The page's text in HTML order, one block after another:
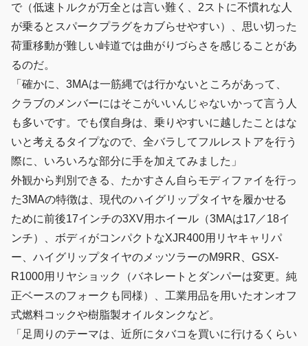
で（低速トルクが万全とは言い難く、2ストに不慣れな人
が乗るとスパークプラグをカブらせやすい）、思い切った
荷重移動が難しい峠道では曲がりづらさを感じることがあ
るのだ。
「確かに、3MAは一筋縄では行かないところがあって、
クラブのメンバーにはそこがいいんじゃないかって言う人
も多いです。でも僕自身は、乗りやすいに越したことはな
いと考えるタイプなので、全バラしてフルレストアを行う
際に、いろいろな部分に手を加えてみました」
外観から判別できる、たかすさん自らモディファイを行っ
た3MAの特徴は、現代のハイグリップタイヤを履かせる
ために前後17インチの3XV用ホイール（3MAは17／18イ
ンチ）、ボディがコンパクトなXJR400用リヤキャリパ
ー、ハイグリップタイヤのメッツラーのM9RR、GSX-
R1000用リヤショック（バネレートとダンパーは変更。純
正ベースのフォークも同様）、工業用品を用いたオンオフ
式燃料コックや樹脂製オイルタンクなど。
「足周りのテーマは、近所にタバコを買いに行けるくらい